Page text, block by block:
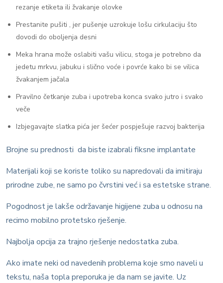
rezanje etiketa ili žvakanje olovke
Prestanite pušiti , jer pušenje uzrokuje lošu cirkulaciju što
dovodi do oboljenja desni
Meka hrana može oslabiti vašu vilicu, stoga je potrebno da
jedetu mrkvu, jabuku i slično voće i povrće kako bi se vilica
žvakanjem jačala
Pravilno četkanje zuba i upotreba konca svako jutro i svako
veče
Izbjegavajte slatka pića jer šećer pospješuje razvoj bakterija
Brojne su prednosti da biste izabrali fiksne implantate
Materijali koji se koriste toliko su napredovali da imitiraju
prirodne zube, ne samo po čvrstini već i sa estetske strane.
Pogodnost je lakše održavanje higijene zuba u odnosu na
recimo mobilno protetsko rješenje.
Najbolja opcija za trajno rješenje nedostatka zuba.
Ako imate neki od navedenih problema koje smo naveli u
tekstu, naša topla preporuka je da nam se javite. Uz